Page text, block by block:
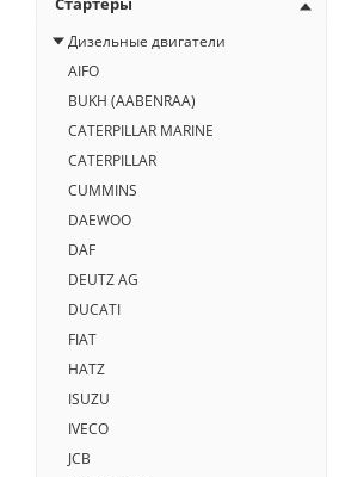
Дизельные двигатели
AIFO
BUKH (AABENRAA)
CATERPILLAR MARINE
CATERPILLAR
CUMMINS
DAEWOO
DAF
DEUTZ AG
DUCATI
FIAT
HATZ
ISUZU
IVECO
JCB